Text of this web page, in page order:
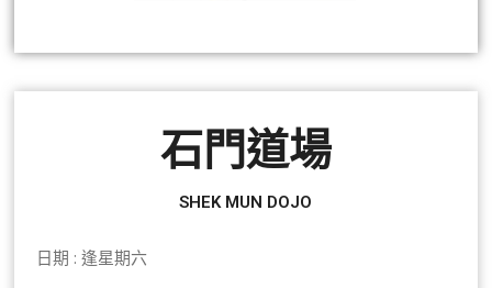
石門道場
SHEK MUN DOJO
日期 : 逢星期六